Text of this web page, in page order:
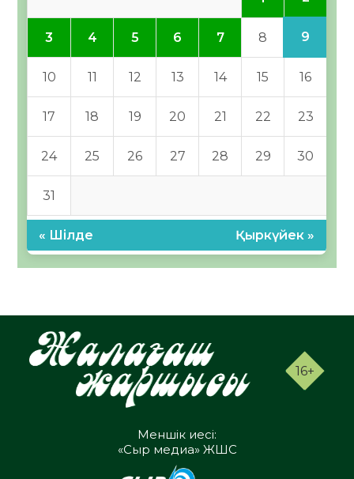
3 4 5 6 7 8 9
10 11 12 13 14 15 16
17 18 19 20 21 22 23
24 25 26 27 28 29 30
31
« Шілде Қыркүйек »
16+
Меншік иесі:
«Сыр медиа» ЖШС